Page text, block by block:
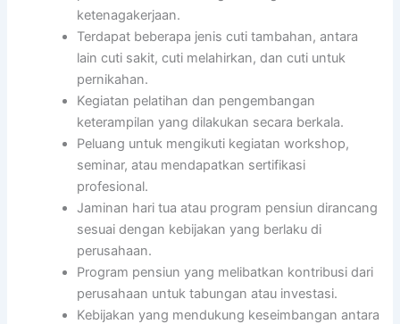
ketenagakerjaan.
Terdapat beberapa jenis cuti tambahan, antara
lain cuti sakit, cuti melahirkan, dan cuti untuk
pernikahan.
Kegiatan pelatihan dan pengembangan
keterampilan yang dilakukan secara berkala.
Peluang untuk mengikuti kegiatan workshop,
seminar, atau mendapatkan sertifikasi
profesional.
Jaminan hari tua atau program pensiun dirancang
sesuai dengan kebijakan yang berlaku di
perusahaan.
Program pensiun yang melibatkan kontribusi dari
perusahaan untuk tabungan atau investasi.
Kebijakan yang mendukung keseimbangan antara